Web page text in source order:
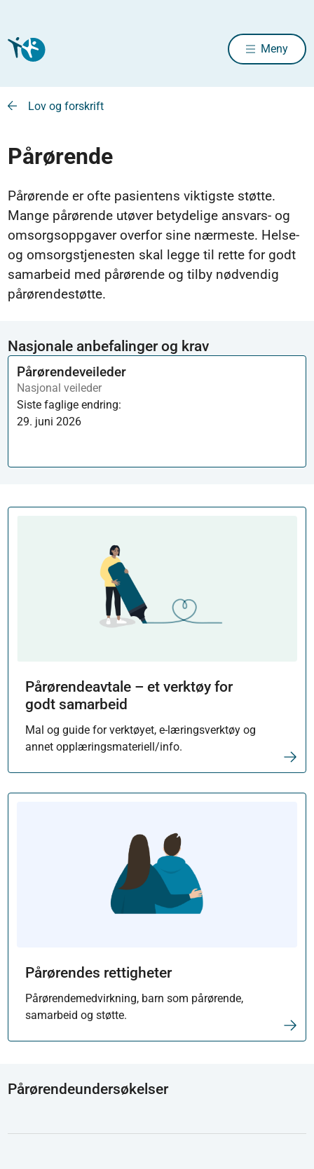
Meny
Lov og forskrift
Pårørende
Pårørende er ofte pasientens viktigste støtte.
Mange pårørende utøver betydelige ansvars- og
omsorgsoppgaver overfor sine nærmeste. Helse-
og omsorgstjenesten skal legge til rette for godt
samarbeid med pårørende og tilby nødvendig
pårørendestøtte.
Nasjonale anbefalinger og krav
Pårørendeveileder
Nasjonal veileder
Siste faglige endring:
29. juni 2026
Pårørendeavtale – et verktøy for
godt samarbeid
Mal og guide for verktøyet, e-læringsverktøy og
annet opplæringsmateriell/info.
Pårørendes rettigheter
Pårørendemedvirkning, barn som pårørende,
samarbeid og støtte.
Pårørendeundersøkelser